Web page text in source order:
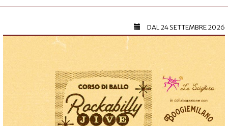
DAL24 SETTEMBRE 2026